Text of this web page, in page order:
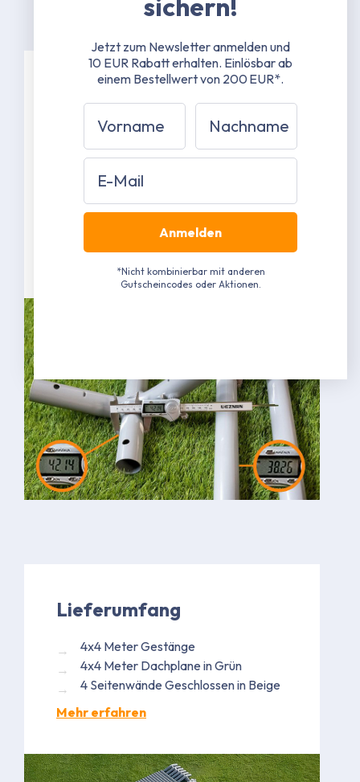
38 mm Stahlrohrgestänge mit 1,3 mm
Materialstärke
42 mm Stahlrohrverbinder mit 1,5 mm
Materialstärke
Grau pulverbeschichtet RAL 7040
(Näherungswert)
Mehr erfahren
Lieferumfang
4x4 Meter Gestänge
4x4 Meter Dachplane in Grün
4 Seitenwände Geschlossen in Beige
Mehr erfahren
Jetzt zum Newsletter anmelden und
10 EUR Rabatt erhalten. Einlösbar ab
einem Bestellwert von 200 EUR*.
Vorname Nachname
Email
Anmelden
*Nicht kombinierbar mit anderen
Gutscheincodes oder Aktionen.